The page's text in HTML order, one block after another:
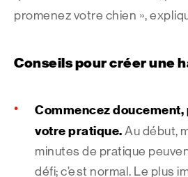
promenez votre chien »,
Conseils pour créer une
Commencez doucement,
votre pratique. Au début,
minutes de pratique
défi; c’est normal. Le plus